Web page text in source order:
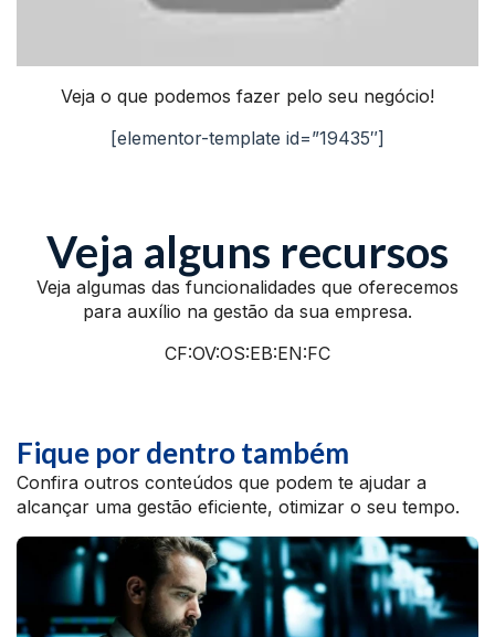
Veja o que podemos fazer pelo seu negócio!
[elementor-template id=”19435″]
Veja alguns recursos
Veja algumas das funcionalidades que oferecemos
para auxílio na gestão da sua empresa.
CF:OV:OS:EB:EN:FC
Fique por dentro também
Confira outros conteúdos que podem te ajudar a
alcançar uma gestão eficiente, otimizar o seu tempo.